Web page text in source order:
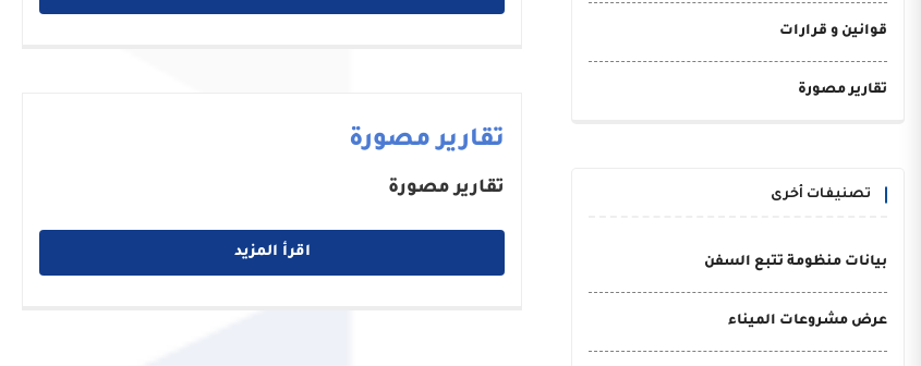
قوانين و قرارات
تقارير مصورة
تصنيفات أخرى
بيانات منظومة تتبع السفن
عرض مشروعات الميناء
تقارير مصورة
تقارير مصورة
اقرأ المزيد